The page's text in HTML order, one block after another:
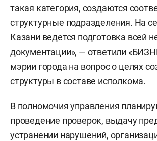
такая категория, создаются
структурные подразделения. На
Казани ведется подготовка всей
документации», — ответили
мэрии города на вопрос о целях
структуры в составе исполкома.
В полномочия управления
проведение проверок, выдачу
устранении нарушений,